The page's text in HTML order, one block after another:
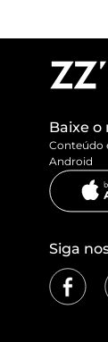
Baixe o
Conteúdo
Android
Siga